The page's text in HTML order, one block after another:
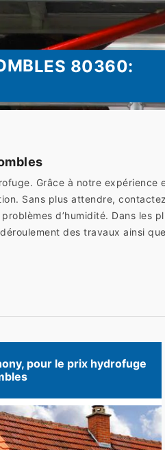
80360:
Grâce à notre
Sans plus attendre,
d’humidité. Dans les
des travaux ainsi
pour le prix hydrofuge